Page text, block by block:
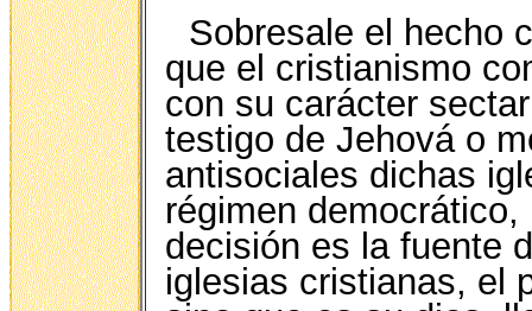
Sobresale el hecho
que el cristianismo
con su carácter
testigo de Jehová o
antisociales dichas
régimen
decisión es la fuente
iglesias cristianas, el